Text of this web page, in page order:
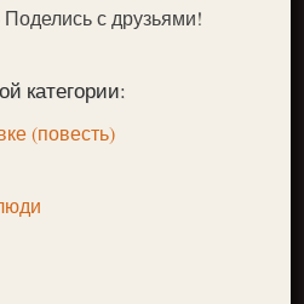
Поделись с друзьями!
категории:
(повесть)